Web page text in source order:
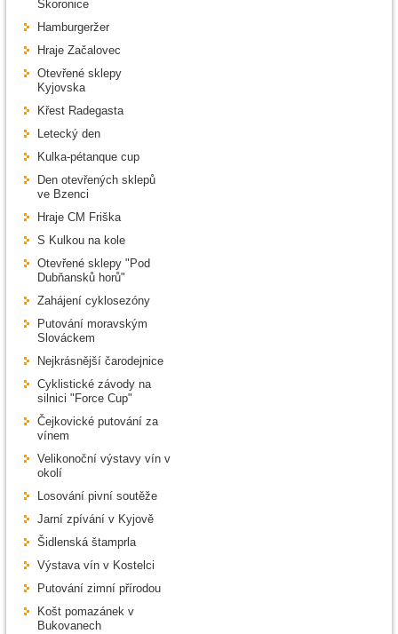
Skoronice
Hamburgeržer
Hraje Začalovec
Otevřené sklepy
Kyjovska
Křest Radegasta
Letecký den
Kulka-pétanque cup
Den otevřených sklepů
ve Bzenci
Hraje CM Friška
S Kulkou na kole
Otevřené sklepy "Pod
Dubňansků horů"
Zahájení cyklosezóny
Putování moravským
Slováckem
Nejkrásnější čarodejnice
Cyklistické závody na
silnici "Force Cup"
Čejkovické putování za
vínem
Velikonoční výstavy vín v
okolí
Losování pivní soutěže
Jarní zpívání v Kyjově
Šidlenská štamprla
Výstava vín v Kostelci
Putování zimní přírodou
Košt pomazánek v
Bukovanech